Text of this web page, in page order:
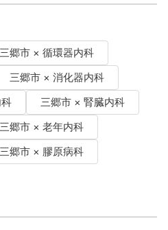
三郷市 × 循環器内科
三郷市 × 消化器内科
三郷市 × 腎臓内科
三郷市 × 老年内科
三郷市 × 膠原病科